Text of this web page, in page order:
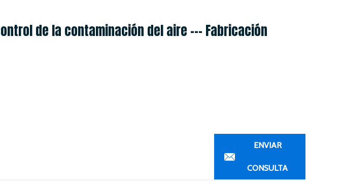
de la contaminación del aire --- Fabricación
ENVIAR
CONSULTA